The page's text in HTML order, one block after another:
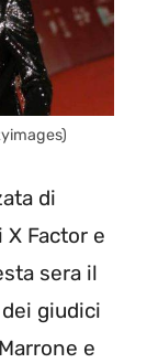
di
Factor e
sera il
giudici
e